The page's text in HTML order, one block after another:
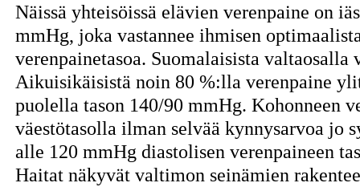
Näissä yhteisöissä elävien verenpaine on
mmHg, joka vastannee ihmisen
verenpainetasoa. Suomalaisista valtaosalla
Aikuisikäisistä noin 80 %:lla verenpaine
puolella tason 140/90 mmHg. Kohonneen
väestötasolla ilman selvää kynnysarvoa jo
alle 120 mmHg diastolisen verenpaineen
Haitat näkyvät valtimon seinämien